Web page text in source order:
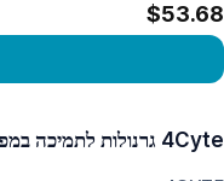
$53.68
4Cyte גרנולות לתמיכה במפרקים לכלבים 100 גרם